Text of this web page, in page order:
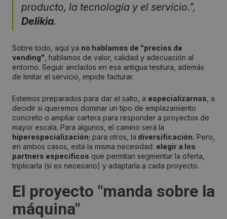
producto, la tecnología y el servicio.”,
Delikia.
Sobre todo, aquí ya no hablamos de "precios de
vending" , hablamos de valor, calidad y adecuación al
entorno. Seguir anclados en esa antigua tesitura, además
de limitar el servicio, impide facturar.
Estemos preparados para dar el salto, a especializarnos , a
decidir si queremos dominar un tipo de emplazamiento
concreto o ampliar cartera para responder a proyectos de
mayor escala. Para algunos, el camino será la
hiperespecialización; para otros, la diversificación. Pero,
en ambos casos, está la misma necesidad: elegir a los
partners específicos que permitan segmentar la oferta,
triplicarla (si es necesario) y adaptarla a cada proyecto.
El proyecto "manda sobre la
máquina"